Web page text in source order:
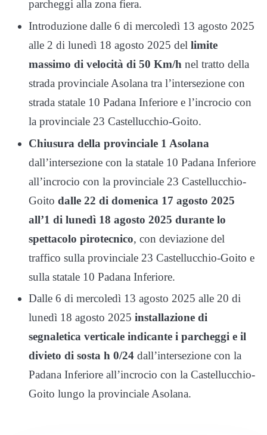
parcheggi alla zona fiera.
Introduzione dalle 6 di mercoledì 13 agosto 2025
alle 2 di lunedì 18 agosto 2025 del limite
massimo di velocità di 50 Km/h nel tratto della
strada provinciale Asolana tra l’intersezione con
strada statale 10 Padana Inferiore e l’incrocio con
la provinciale 23 Castellucchio-Goito.
Chiusura della provinciale 1 Asolana
dall’intersezione con la statale 10 Padana Inferiore
all’incrocio con la provinciale 23 Castellucchio-
Goito dalle 22 di domenica 17 agosto 2025
all’1 di lunedì 18 agosto 2025 durante lo
spettacolo pirotecnico, con deviazione del
traffico sulla provinciale 23 Castellucchio-Goito e
sulla statale 10 Padana Inferiore.
Dalle 6 di mercoledì 13 agosto 2025 alle 20 di
lunedì 18 agosto 2025 installazione di
segnaletica verticale indicante i parcheggi e il
divieto di sosta h 0/24 dall’intersezione con la
Padana Inferiore all’incrocio con la Castellucchio-
Goito lungo la provinciale Asolana.